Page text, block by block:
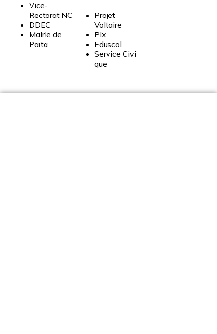
Vice-
Rectorat NC
DDEC
Mairie de
Païta
Projet
Voltaire
Pix
Eduscol
Service Civi
que